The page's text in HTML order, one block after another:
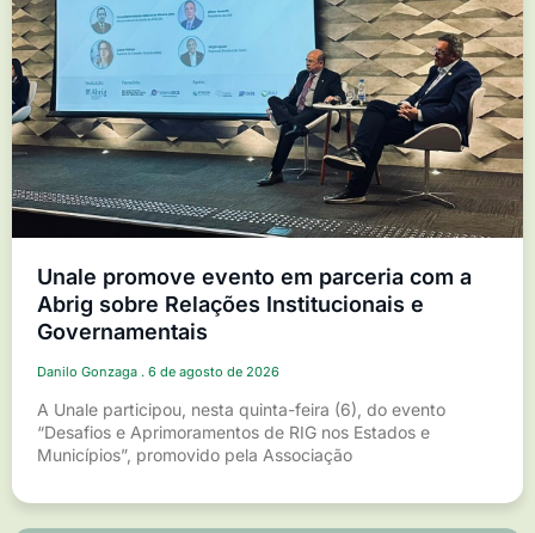
Unale promove evento em parceria com a
Abrig sobre Relações Institucionais e
Governamentais
Danilo Gonzaga 6 de agosto de 2026
A Unale participou, nesta quinta-feira (6), do evento
“Desafios e Aprimoramentos de RIG nos Estados e
Municípios”, promovido pela Associação